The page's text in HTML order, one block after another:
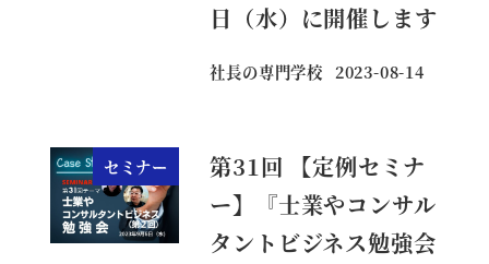
日（水）に開催します
社長の専門学校
投稿日
2023-08-14
セミナー
第31回 【定例セミナ
ー】『士業やコンサル
タントビジネス勉強会